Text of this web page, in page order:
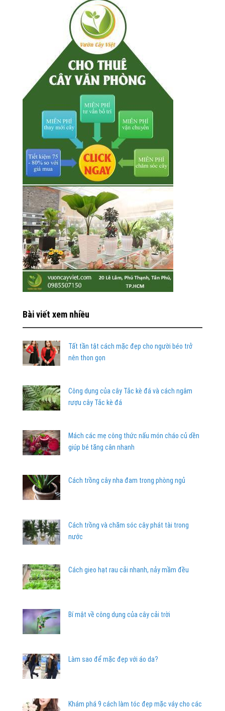
Bài viết xem nhiều
Tất tần tật cách mặc đẹp cho người béo trở
nên thon gọn
Công dụng của cây Tắc kè đá và cách ngâm
rượu cây Tắc kè đá
Mách các mẹ công thức nấu món cháo củ dền
giúp bé tăng cân nhanh
Cách trồng cây nha đam trong phòng ngủ
Cách trồng và chăm sóc cây phát tài trong
nước
Cách gieo hạt rau cải nhanh, nảy mầm đều
Bí mật về công dụng của cây cải trời
Làm sao để mặc đẹp với áo da?
Khám phá 9 cách làm tóc đẹp mặc váy cho các